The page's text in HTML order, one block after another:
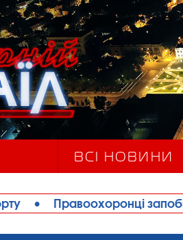
ВСІ НОВИНИ
запобігли теракту в